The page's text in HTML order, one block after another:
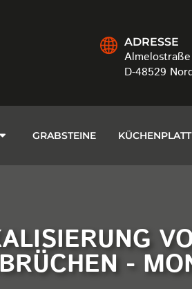
ADRESSE
D-48529
GRABSTEINE
-